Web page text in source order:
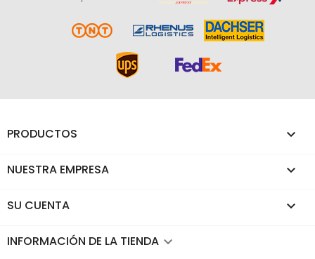
PRODUCTOS 
NUESTRA EMPRESA 
SU CUENTA 
INFORMACIÓN DE LA TIENDA keyboard_arrow_down